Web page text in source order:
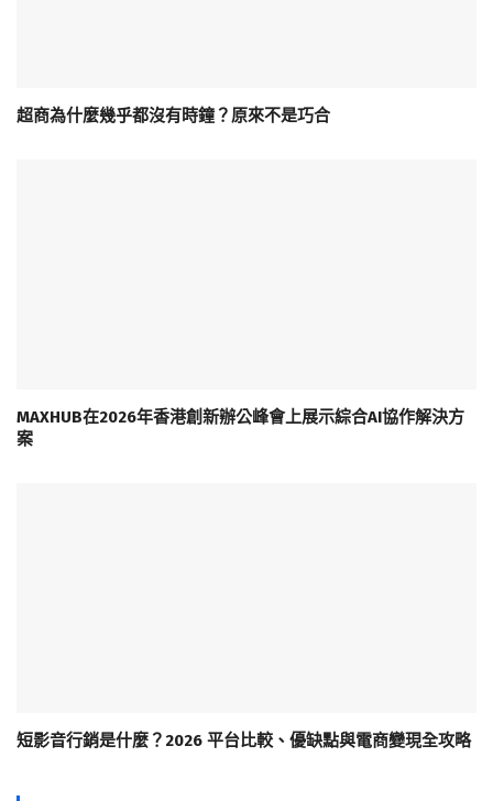
超商為什麼幾乎都沒有時鐘？原來不是巧合
MAXHUB在2026年香港創新辦公峰會上展示綜合AI協作解決方
案
短影音行銷是什麼？2026 平台比較、優缺點與電商變現全攻略